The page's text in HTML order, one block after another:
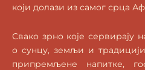
који долази из самог срца
Свако зрно које сервирају
о сунцу, земљи и
припремљене напитке,